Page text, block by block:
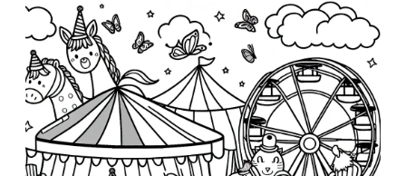
b
l
c
a
t
i
o
n